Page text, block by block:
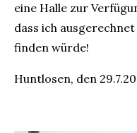
eine Halle zur
dass ich
finden würde!
Huntlosen, den